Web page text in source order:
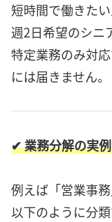
短時間で働きた
週2日希望のシニ
特定業務のみ対
には届きません。
✔ 業務分解の実例
例えば「営業事
以下のように分類